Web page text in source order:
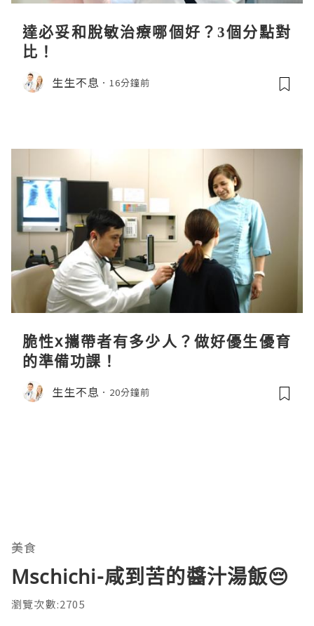
達必妥和脫敏治療哪個好？3個分點對
比！
生生不息 16分鐘前
脆性x攜帶者有多少人？做好優生優育
的準備功課！
生生不息 20分鐘前
美食
Mschichi-咸到苦的醬汁湯飯😔
瀏覽次數:2705